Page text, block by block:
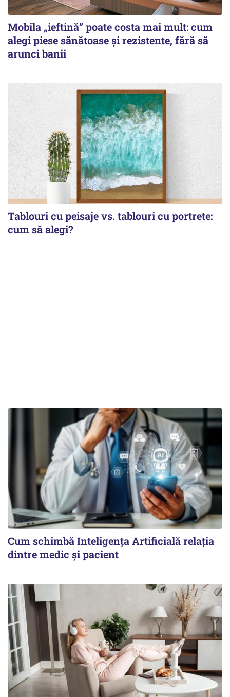
Mobila „ieftină” poate costa mai mult: cum
alegi piese sănătoase și rezistente, fără să
arunci banii
Tablouri cu peisaje vs. tablouri cu portrete:
cum să alegi?
Cum schimbă Inteligența Artificială relația
dintre medic și pacient